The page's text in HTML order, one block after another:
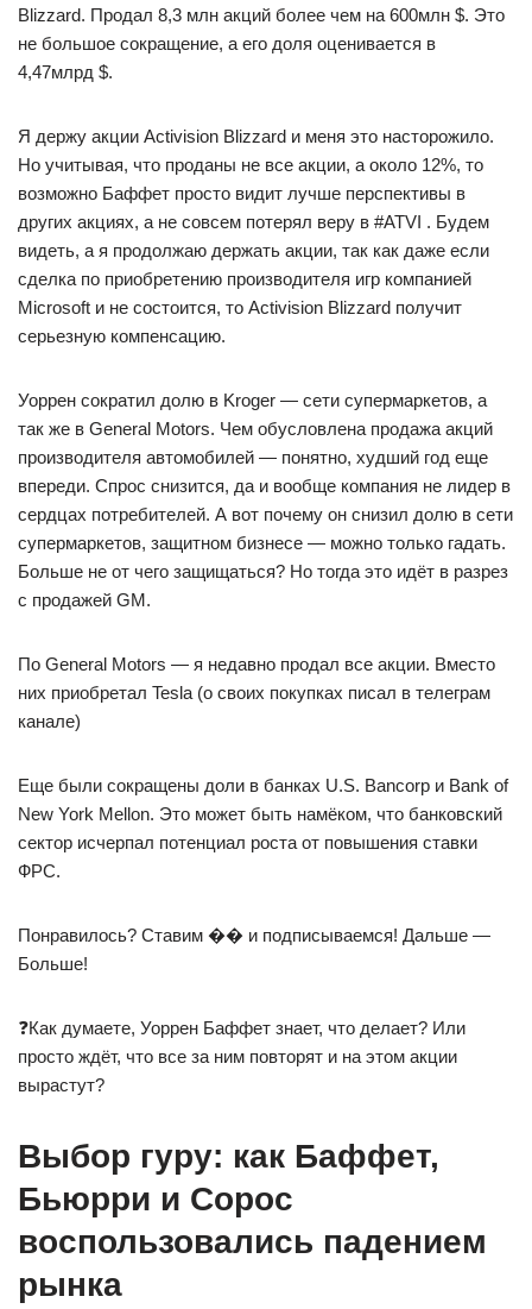
Blizzard. Продал 8,3 млн акций более чем на 600млн $. Это
не большое сокращение, а его доля оценивается в
4,47млрд $.
Я держу акции Activision Blizzard и меня это насторожило.
Но учитывая, что проданы не все акции, а около 12%, то
возможно Баффет просто видит лучше перспективы в
других акциях, а не совсем потерял веру в #ATVI . Будем
видеть, а я продолжаю держать акции, так как даже если
сделка по приобретению производителя игр компанией
Microsoft и не состоится, то Activision Blizzard получит
серьезную компенсацию.
Уоррен сократил долю в Kroger — сети супермаркетов, а
так же в General Motors. Чем обусловлена продажа акций
производителя автомобилей — понятно, худший год еще
впереди. Спрос снизится, да и вообще компания не лидер в
сердцах потребителей. А вот почему он снизил долю в сети
супермаркетов, защитном бизнесе — можно только гадать.
Больше не от чего защищаться? Но тогда это идёт в разрез
с продажей GM.
По General Motors — я недавно продал все акции. Вместо
них приобретал Tesla (о своих покупках писал в телеграм
канале)
Еще были сокращены доли в банках U.S. Bancorp и Bank of
New York Mellon. Это может быть намёком, что банковский
сектор исчерпал потенциал роста от повышения ставки
ФРС.
Понравилось? Ставим �� и подписываемся! Дальше —
Больше!
❓Как думаете, Уоррен Баффет знает, что делает? Или
просто ждёт, что все за ним повторят и на этом акции
вырастут?
Выбор гуру: как Баффет,
Бьюрри и Сорос
воспользовались падением
рынка